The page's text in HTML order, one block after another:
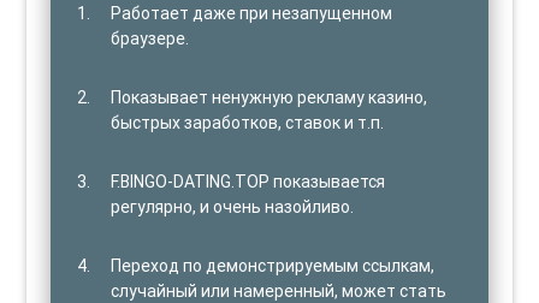
Работает даже при незапущенном
браузере.
Показывает ненужную рекламу казино,
быстрых заработков, ставок и т.п.
F.BINGO-DATING.TOP показывается
регулярно, и очень назойливо.
Переход по демонстрируемым ссылкам,
случайный или намеренный, может стать